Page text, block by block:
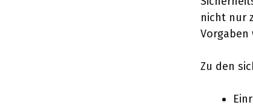
nicht nur
Vorgaben
Zu den